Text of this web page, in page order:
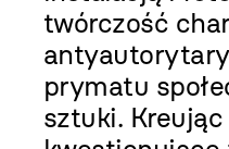
twórczość
prymatu
sztuki.